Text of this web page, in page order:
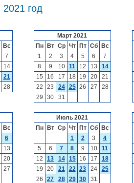
2021 год
Вс
7
14
21
28
Март 2021
Пн
Вт Ср Чт Пт Сб
Вс
1
2 3 4 5 6
7
8
9 10 11 12 13
14
15
16 17 18 19 20
21
22
23 24 25 26 27
28
29
30 31
Вс
6
13
20
27
Июль 2021
Пн
Вт Ср Чт Пт Сб
Вс
1
2 3
4
5
6 7 8 9 10
11
12
13 14 15 16 17
18
19
20 21 22 23 24
25
26
27 28 29 30 31